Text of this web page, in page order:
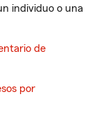
individuo o una
de
por